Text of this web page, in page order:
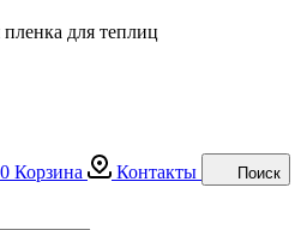
для теплиц
0 Корзина Контакты Поиск